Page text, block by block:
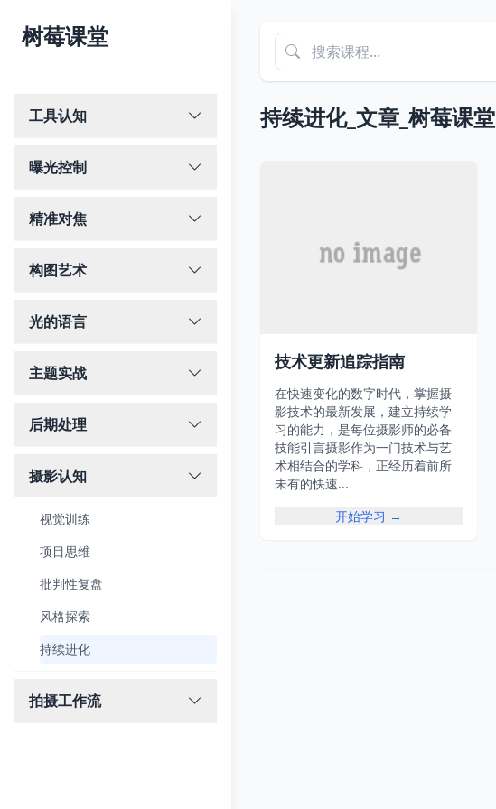
树莓课堂
工具认知
曝光控制
精准对焦
构图艺术
光的语言
主题实战
后期处理
摄影认知
视觉训练
项目思维
批判性复盘
风格探索
持续进化
拍摄工作流
持续进化_文章_树莓课堂
技术更新追踪指南
在快速变化的数字时代，掌握摄
影技术的最新发展，建立持续学
习的能力，是每位摄影师的必备
技能引言摄影作为一门技术与艺
术相结合的学科，正经历着前所
未有的快速...
开始学习 →